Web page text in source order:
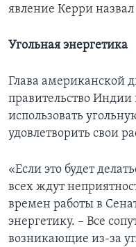
явление Керри
Угольная энергетика
Глава американской
правительство Индии
использовать
удовлетворить свои
«Если это будет
всех ждут
времен работы в
энергетику. – Все
возникающие из-за